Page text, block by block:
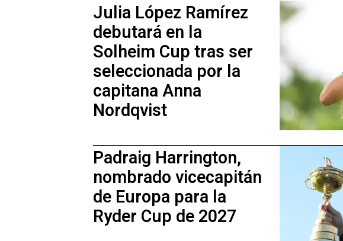
Julia López Ramírez
debutará en la
Solheim Cup tras ser
seleccionada por la
capitana Anna
Nordqvist
Padraig Harrington,
nombrado vicecapitán
de Europa para la
Ryder Cup de 2027